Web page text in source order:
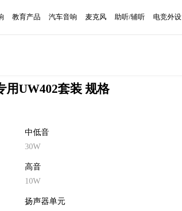
教育产品 汽车音响 麦克风 助听/辅听 电竞外设
UW402套装 规格
中低音
30W
高音
10W
扬声器单元